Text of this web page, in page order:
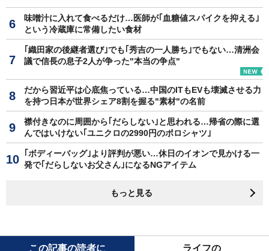
味噌汁に入れて食べるだけ…医師が｢血糖値スパイクを抑える｣
という冷蔵庫に常備したい食材
｢織田家の後継者選び｣でも｢秀吉の一人勝ち｣でもない…清洲会
議で信長の息子2人が争った"本当の争点"
だから習近平は心底焦っている…中国のITもEVも壊滅させる力
を持つ日本が世界シェア8割を握る"素材"の名前
襟付きなのに周囲から｢だらしない｣と思われる…帰省の際に選
んではいけない｢ユニクロの2990円のポロシャツ｣
｢ボディーバッグ｣より評判が悪い…休日のイオンで見かける一
発で｢だらしないお父さん｣になるNGアイテム
もっと見る
この記事の読者に ライフの